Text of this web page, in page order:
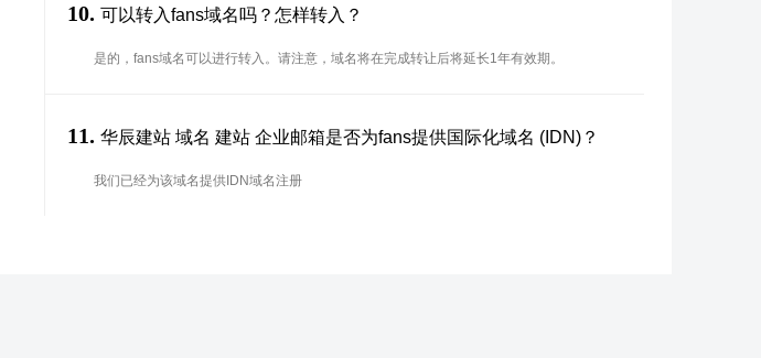
10. 可以转入fans域名吗？怎样转入？
是的，fans域名可以进行转入。请注意，域名将在完成转让后将延长1年有效期。
11. 华辰建站 域名 建站 企业邮箱是否为fans提供国际化域名 (IDN)？
我们已经为该域名提供IDN域名注册